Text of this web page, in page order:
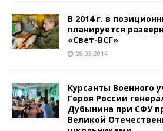
В 2014 г. в
планируется
«Свет-ВСГ»
28.03.2014
Курсанты Военного
Героя России
Дубынина при СФУ
Великой